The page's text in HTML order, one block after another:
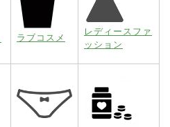
ラブコスメ
レディースファ
ッション